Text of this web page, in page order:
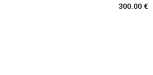
300.00 €